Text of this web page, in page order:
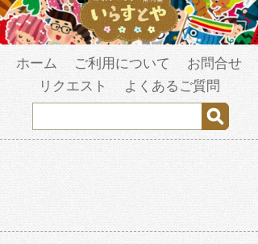
ホーム ご利用について
お問合せ
リクエスト
よくあるご質問